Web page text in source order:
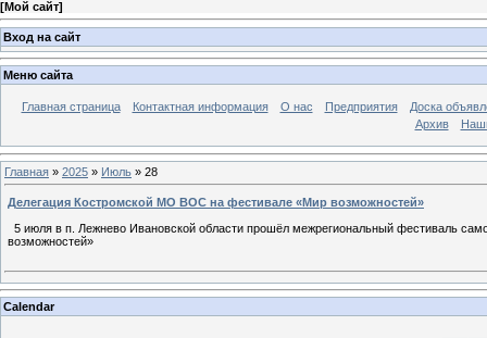
[Мой сайт]
Вход на сайт
Меню сайта
Главная страница Контактная информация О нас Предприятия
Доска
Архив
Главная » 2025 » Июль » 28
Делегация Костромской МО ВОС на фестивале «Мир возможностей»
5 июля в п. Лежнево Ивановской области прошёл межрегиональный фестиваль
возможностей»
Calendar